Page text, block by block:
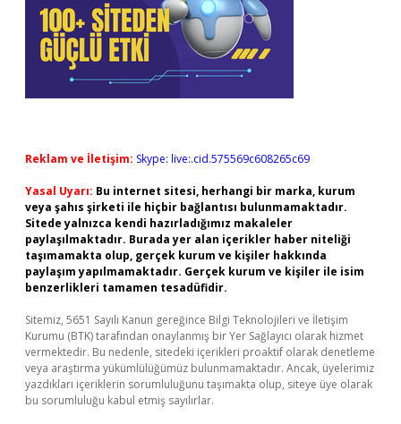
Reklam ve İletişim: Skype: live:.cid.575569c608265c69
Yasal Uyarı: Bu internet sitesi, herhangi bir marka, kurum
veya şahıs şirketi ile hiçbir bağlantısı bulunmamaktadır.
Sitede yalnızca kendi hazırladığımız makaleler
paylaşılmaktadır. Burada yer alan içerikler haber niteliği
taşımamakta olup, gerçek kurum ve kişiler hakkında
paylaşım yapılmamaktadır. Gerçek kurum ve kişiler ile isim
benzerlikleri tamamen tesadüfidir.
Sitemiz, 5651 Sayılı Kanun gereğince Bilgi Teknolojileri ve İletişim
Kurumu (BTK) tarafından onaylanmış bir Yer Sağlayıcı olarak hizmet
vermektedir. Bu nedenle, sitedeki içerikleri proaktif olarak denetleme
veya araştırma yükümlülüğümüz bulunmamaktadır. Ancak, üyelerimiz
yazdıkları içeriklerin sorumluluğunu taşımakta olup, siteye üye olarak
bu sorumluluğu kabul etmiş sayılırlar.